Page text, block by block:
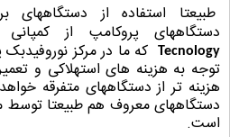
طبیعتا استفاده از دستگاههای
دستگاههایپروکامپ از کمپانی
Tecnology
که ما در مرکز نوروفیدبک
توجه به هزینه های استهلاکی و
هزینه تر از دستگاههای متفرقه
دستگاههای معروف هم طبیعتا توسط
است.